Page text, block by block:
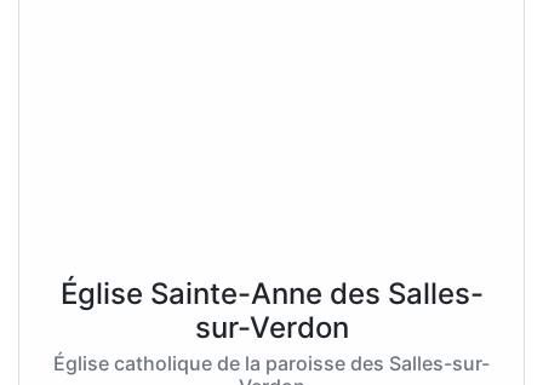
Église Sainte-Anne des Salles-
sur-Verdon
Église catholique de la paroisse des Salles-sur-